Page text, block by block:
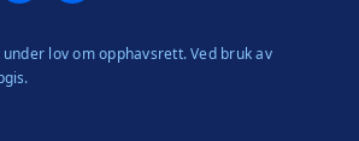
lov om opphavsrett. Ved bruk av